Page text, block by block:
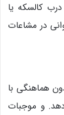
کالسکه یا
در مشاعات
هماهنگی با
و موجبات